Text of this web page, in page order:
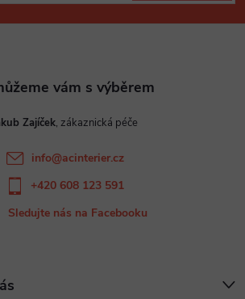
Zajíček
info@acinterier.cz
+420 608 123 591
Sledujte nás na Facebooku